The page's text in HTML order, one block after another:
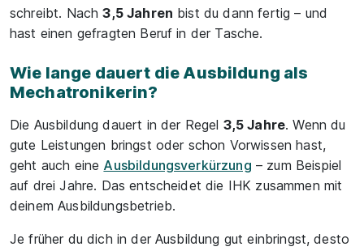
schreibt. Nach3,5 Jahren bist du dann fertig – und
hast einen gefragten Beruf in der Tasche.
Wie lange dauert die Ausbildung als
Mechatronikerin?
Die Ausbildung dauert in der Regel 3,5 Jahre. Wenn du
gute Leistungen bringst oder schon Vorwissen hast,
geht auch eine Ausbildungsverkürzung – zum Beispiel
auf drei Jahre. Das entscheidet die IHK zusammen mit
deinem Ausbildungsbetrieb.
Je früher du dich in der Ausbildung gut einbringst, desto